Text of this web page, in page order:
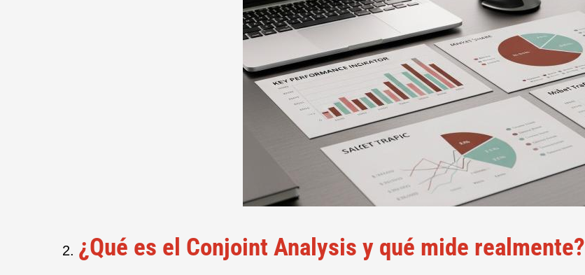
¿Qué es el Conjoint Analysis y qué mide realmente?